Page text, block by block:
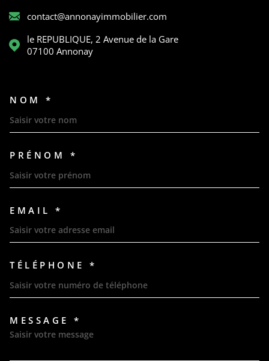
contact@annonayimmobilier.com
le REPUBLIQUE, 2 Avenue de la Gare
07100
Annonay
NOM *
PRÉNOM *
EMAIL *
TÉLÉPHONE *
MESSAGE *